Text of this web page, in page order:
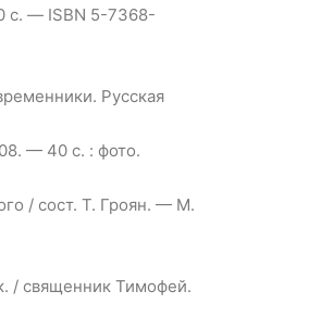
с. — ISBN 5-7368-
Русская
— 40 с. : фото.
/ сост. Т. Гроян. — М.
/ священник Тимофей.